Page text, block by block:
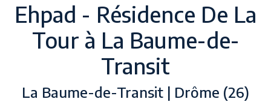
Ehpad - Résidence De La
Tour à La Baume-de-
Transit
La Baume-de-Transit | Drôme (26)